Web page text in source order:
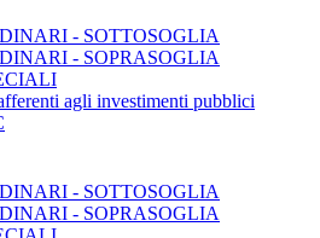
- SOTTOSOGLIA
- SOPRASOGLIA
agli investimenti pubblici
- SOTTOSOGLIA
- SOPRASOGLIA